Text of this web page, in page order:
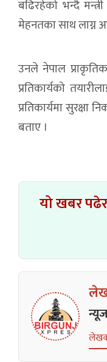
बढिरहेको भन्दै
मेहनतका साथ लाग्न
उनले नेपाल
प्रतिकार्यको
प्रतिकार्यमा सुरक्षा
बताए ।
यो खबर